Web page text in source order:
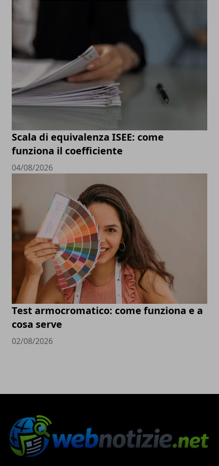
Scala di equivalenza ISEE: come
funziona il coefficiente
04/08/2026
Test armocromatico: come funziona e a
cosa serve
02/08/2026